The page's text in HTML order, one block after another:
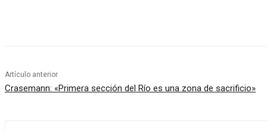
Artículo anterior
Crasemann: «Primera sección del Río es una zona de sacrificio»